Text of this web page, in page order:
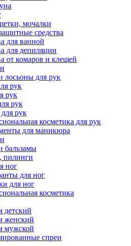
мочалки
средства
для ванной
для депиляции
от комаров и клещей
лосьоны для рук
рук
рук
рук
рук
косметика для рук
для маникюра
бальзамы
пилинги
ног
для ног
для ног
косметика
женский
мужской
спреи